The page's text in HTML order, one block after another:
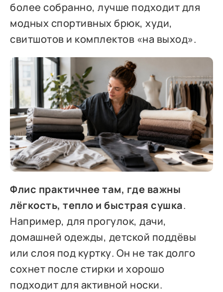
более собранно, лучше подходит для
модных спортивных брюк, худи,
свитшотов и комплектов «на выход».
Флис практичнее там, где важны
лёгкость, тепло и быстрая сушка.
Например, для прогулок, дачи,
домашней одежды, детской поддёвы
или слоя под куртку. Он не так долго
сохнет после стирки и хорошо
подходит для активной носки.